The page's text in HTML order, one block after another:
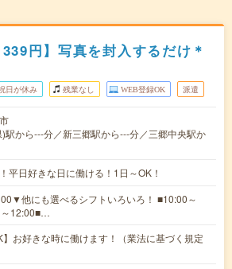
円】写真を封入するだけ＊
日が休み 残業なし WEB登録OK 派遣
駅から---分／新三郷駅から---分／三郷中央駅か
平日好きな日に働ける！1日～OK！
他にも選べるシフトいろいろ！ ■10:00～
12:00■…
】お好きな時に働けます！（業法に基づく規定